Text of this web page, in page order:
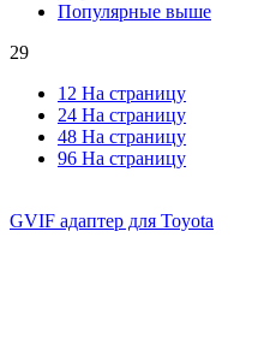
Популярные выше
29
12 На страницу
24 На страницу
48 На страницу
96 На страницу
GVIF адаптер для Toyota